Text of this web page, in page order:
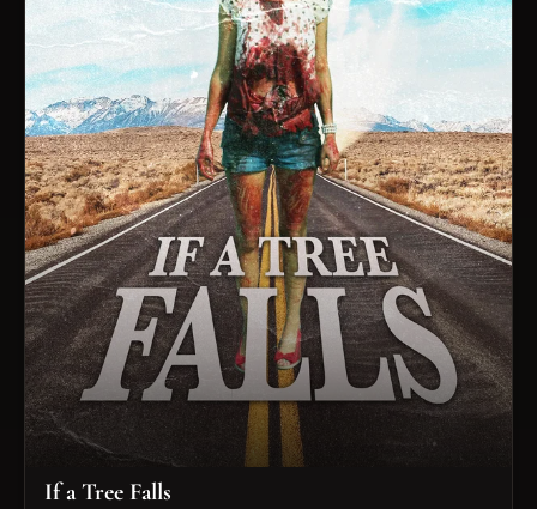
If a Tree Falls